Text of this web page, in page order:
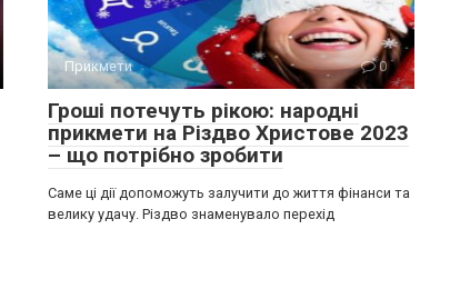
Прикмети 0
Гроші потечуть рікою: народні
прикмети на Різдво Христове 2023
– що потрібно зробити
Саме ці дії допоможуть залучити до життя фінанси та
велику удачу. Різдво знаменувало перехід